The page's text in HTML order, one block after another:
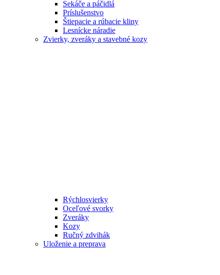
Sekáče a páčidlá
Príslušenstvo
Štiepacie a rúbacie kliny
Lesnícke náradie
Zvierky, zveráky a stavebné kozy
Rýchlosvierky
Oceľové svorky
Zveráky
Kozy
Ručný zdvihák
Uloženie a preprava